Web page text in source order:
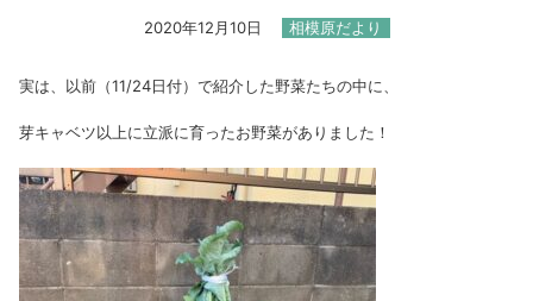
2020年12月10日 相模原だより
実は、以前（11/24日付）で紹介した野菜たちの中に、
芽キャベツ以上に立派に育ったお野菜がありました！